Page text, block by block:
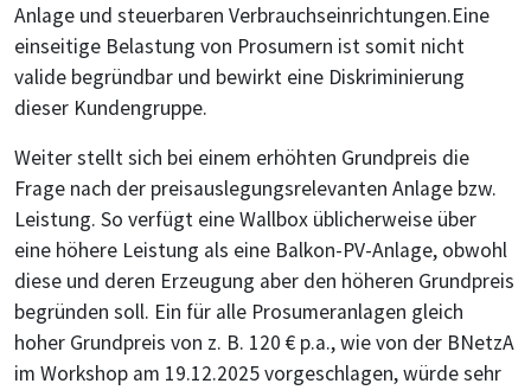
Anlage und steuerbaren Verbrauchseinrichtungen.Eine
einseitige Belastung von Prosumern ist somit nicht
valide begründbar und bewirkt eine Diskriminierung
dieser Kundengruppe.
Weiter stellt sich bei einem erhöhten Grundpreis die
Frage nach der preisauslegungsrelevanten Anlage bzw.
Leistung. So verfügt eine Wallbox üblicherweise über
eine höhere Leistung als eine Balkon-PV-Anlage, obwohl
diese und deren Erzeugung aber den höheren Grundpreis
begründen soll. Ein für alle Prosumeranlagen gleich
hoher Grundpreis von z. B. 120 € p.a., wie von der BNetzA
im Workshop am 19.12.2025 vorgeschlagen, würde sehr